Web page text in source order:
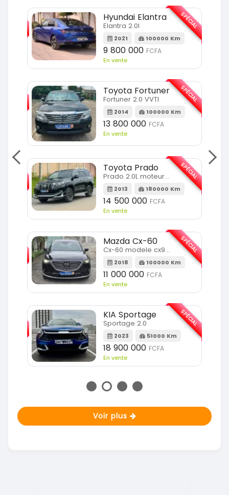
SPÉCIAL
Hyundai Elantra
Elantra 2.0l
2021 100000 Km
9 800 000 FCFA
En vente
SPÉCIAL
Toyota Fortuner
Fortuner 2.0 VVTI
2014 100000 Km
13 800 000 FCFA
En vente
SPÉCIAL
Toyota Prado
Prado 2.0L moteur d4d
2013 180000 Km
14 500 000 FCFA
En vente
SPÉCIAL
Mazda Cx-60
Cx-60 modele cx9 full option
2018 100000 Km
11 000 000 FCFA
En vente
SPÉCIAL
KIA Sportage
Sportage 2.0
2023 51000 Km
18 900 000 FCFA
En vente
SPÉCIAL
Voir plus